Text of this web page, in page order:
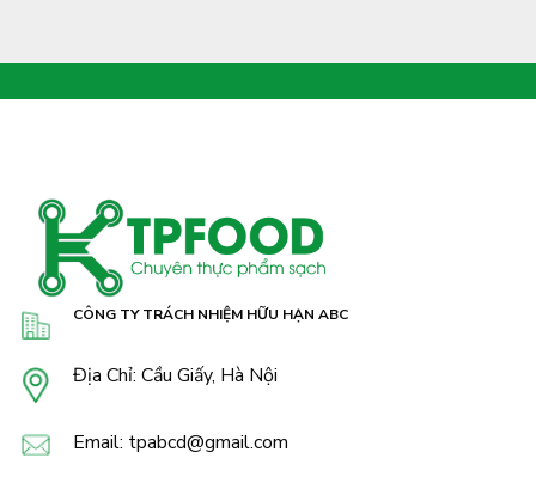
CÔNG TY TRÁCH NHIỆM HỮU HẠN ABC
Địa Chỉ: Cầu Giấy, Hà Nội
Email: tpabcd@gmail.com